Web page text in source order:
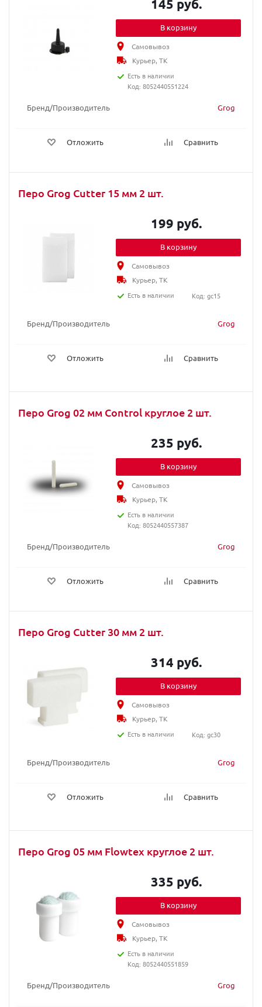
Бренд/Производитель Grog
Отложить Сравнить
145 руб.
В корзину
Самовывоз
Курьер, ТК
Есть в наличии
Код: 8052440551224
Перо Grog Cutter 15 мм 2 шт.
Бренд/Производитель Grog
Отложить Сравнить
199 руб.
В корзину
Самовывоз
Курьер, ТК
Есть в наличии
Код: gc15
Перо Grog 02 мм Сontrol круглое 2 шт.
Бренд/Производитель Grog
Отложить Сравнить
235 руб.
В корзину
Самовывоз
Курьер, ТК
Есть в наличии
Код: 8052440557387
Перо Grog Cutter 30 мм 2 шт.
Бренд/Производитель Grog
Отложить Сравнить
314 руб.
В корзину
Самовывоз
Курьер, ТК
Есть в наличии
Код: gc30
Перо Grog 05 мм Flowtex круглое 2 шт.
Бренд/Производитель Grog
335 руб.
В корзину
Самовывоз
Курьер, ТК
Есть в наличии
Код: 8052440551859